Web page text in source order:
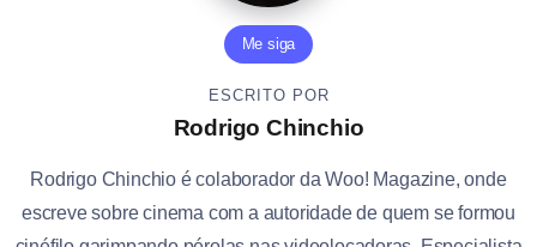
Me siga
ESCRITO POR
Rodrigo Chinchio
Rodrigo Chinchio é colaborador da Woo! Magazine, onde
escreve sobre cinema com a autoridade de quem se formou